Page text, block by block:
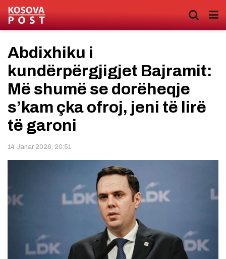
Abdixhiku i
kundërpërgjigjet Bajramit:
Më shumë se dorëheqje
s’kam çka ofroj, jeni të lirë
të garoni
14 Janar 2026, 20:51